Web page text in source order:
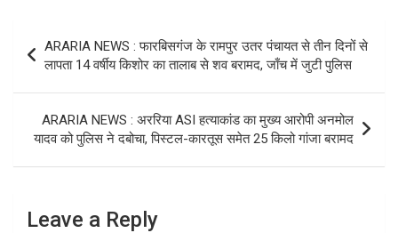
navigation
ARARIA NEWS : फारबिसगंज के रामपुर उतर पंचायत से तीन दिनों से
लापता 14 वर्षीय किशोर का तालाब से शव बरामद, जाँच में जुटी पुलिस
ARARIA NEWS : अररिया ASI हत्याकांड का मुख्य आरोपी अनमोल
यादव को पुलिस ने दबोचा, पिस्टल-कारतूस समेत 25 किलो गांजा बरामद
Leave a Reply